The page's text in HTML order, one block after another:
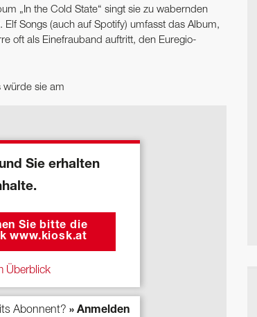
„In the Cold State“ singt sie zu wabernden
Songs (auch auf Spotify) umfasst das Album,
oft als Einefrauband auftritt, den Euregio-
würde sie am
Sie erhalten
Sie bitte die
www.kiosk.at
Überblick
Abonnent? » Anmelden